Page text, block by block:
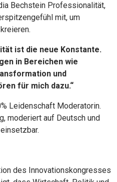
Bechstein Professionalität,
mit, um
ist die neue Konstante.
in Bereichen wie
und
für mich dazu.“
Leidenschaft Moderatorin.
moderiert auf Deutsch und
des Innovationskongresses